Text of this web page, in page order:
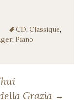
CD, Classique,
, Piano
Grazia →